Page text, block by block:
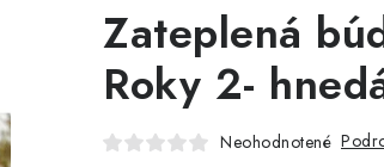
Zateplená
Roky 2-
Neohodnotené